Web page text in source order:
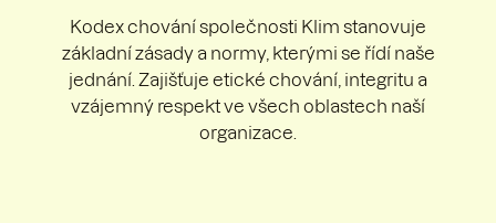
Kodex chování společnosti Klim stanovuje
základní zásady a normy, kterými se řídí naše
jednání. Zajišťuje etické chování, integritu a
vzájemný respekt ve všech oblastech naší
organizace.